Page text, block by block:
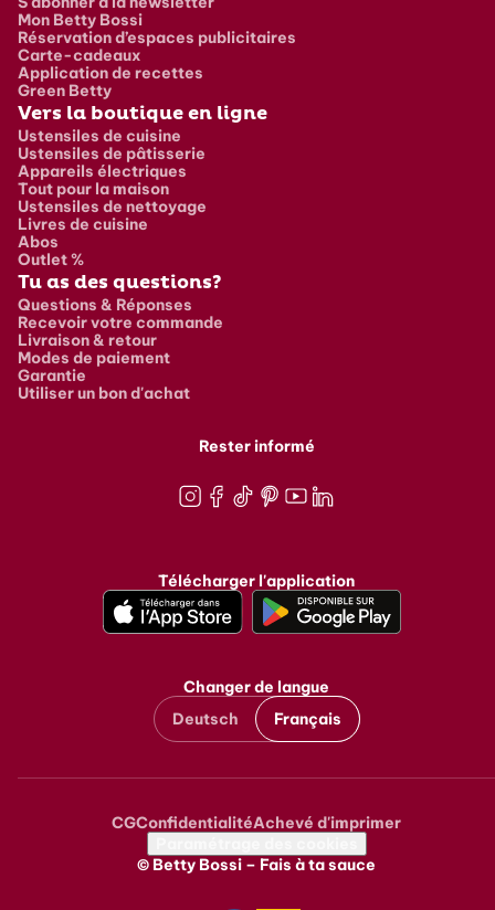
Mon Betty Bossi
Réservation d’espaces publicitaires
Carte-cadeaux
Application de recettes
Green Betty
Vers la boutique en ligne
Ustensiles de cuisine
Ustensiles de pâtisserie
Appareils électriques
Tout pour la maison
Ustensiles de nettoyage
Livres de cuisine
Abos
Outlet %
Tu as des questions?
Questions & Réponses
Recevoir votre commande
Livraison & retour
Modes de paiement
Garantie
Utiliser un bon d'achat
Rester informé
Télécharger l'application
Changer de langue
Deutsch
Français
Metanavigation
CGConfidentialitéAchevé d'imprimer
© Betty Bossi – Fais à ta sauce